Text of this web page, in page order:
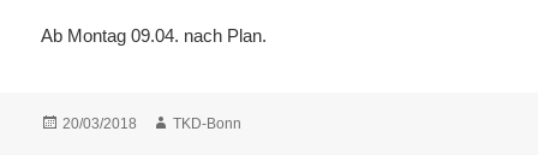
Ab Montag 09.04. nach Plan.
Veröffentlicht
20/03/2018 Autor
TKD-Bonn